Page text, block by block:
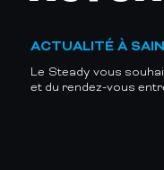
ACTUALITÉ À
Le Steady vous
et du rendez-vous